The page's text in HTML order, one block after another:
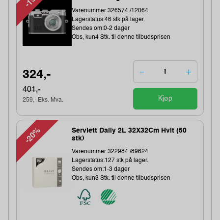
Varenummer:326574 /12064
Lagerstatus:46 stk på lager.
Sendes om:0-2 dager
Obs, kun4 Stk. til denne tilbudsprisen
324,-
401,-
259,- Eks. Mva. Kjøp
-20%
Serviett Daily 2L 32X32Cm Hvit (50
stk)
Varenummer:322984 /89624
Lagerstatus:127 stk på lager.
Sendes om:1-3 dager
Obs, kun3 Stk. til denne tilbudsprisen